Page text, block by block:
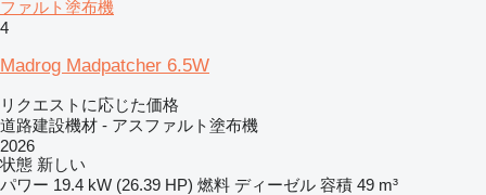
ファルト塗布機
4
Madrog Madpatcher 6.5W
リクエストに応じた価格
道路建設機材 - アスファルト塗布機
2026
状態 新しい
パワー 19.4 kW (26.39 HP) 燃料 ディーゼル 容積 49 m³